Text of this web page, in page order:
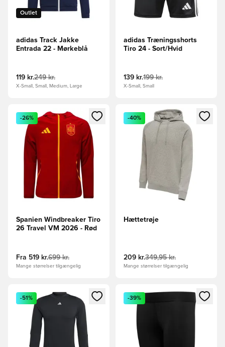
Outlet
adidas Track Jakke
Entrada 22 - Mørkeblå
119 kr.249 kr.
X-Small, Small, Medium, Large
adidas Træningsshorts
Tiro 24 - Sort/Hvid
139 kr.199 kr.
X-Small, Small
Åbner en Modal til at logge ind eller tilmelde dig som
-26%
Spanien Windbreaker Tiro
26 Travel VM 2026 - Rød
Fra 519 kr.699 kr.
Mange størrelser tilgængelig
Åbner en Modal til at logge
-40%
Hættetrøje
209 kr.349,95 kr.
Mange størrelser tilgængelig
Åbner en Modal til at logge ind eller tilmelde dig som
-51%
Åbner en Modal til at logge
-39%